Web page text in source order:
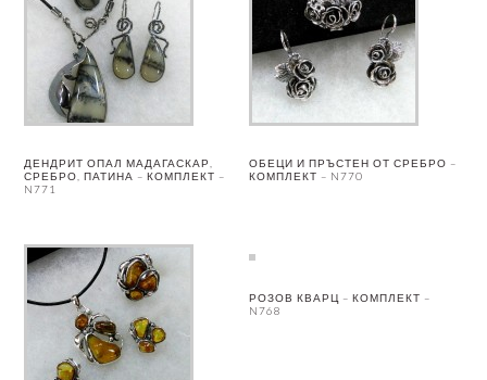
ДЕНДРИТ ОПАЛ МАДАГАСКАР,
СРЕБРО, ПАТИНА – КОМПЛЕКТ –
N771
ОБЕЦИ И ПРЪСТЕН ОТ СРЕБРО –
КОМПЛЕКТ – N770
РОЗОВ КВАРЦ – КОМПЛЕКТ –
N768